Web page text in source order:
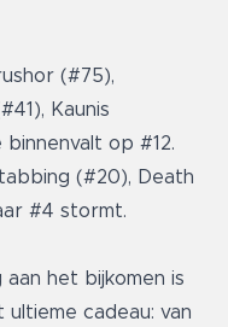
(#75),
Kaunis
op #12.
(#20), Death
#4 stormt.
aan het bijkomen is
ultieme cadeau: van